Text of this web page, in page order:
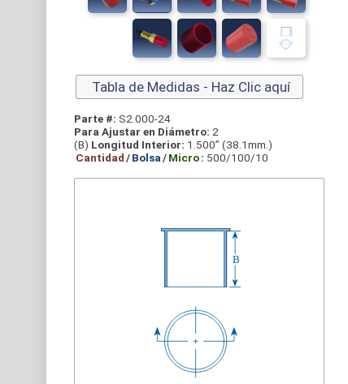
Tabla de Medidas - Haz Clic aquí
Parte #: S2.000-24
Para Ajustar en Diámetro: 2
(B) Longitud Interior: 1.500” (38.1mm.)
Cantidad/Bolsa/Micro: 500/100/10